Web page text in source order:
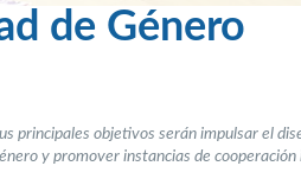
de Género
principales objetivos serán impulsar el
y promover instancias de